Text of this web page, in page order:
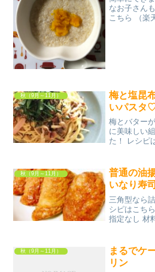
なお子さん
こちら （楽
秋（9月～11月）
梅と塩昆
いパスタ
梅とバター
に美味しい
た！ レシピ
肉めんつゆ
ー
秋（9月～11月）
普通の油
いなり寿司
三角型なら
シピはこち
指定なし 材
ー
秋（9月～11月）
まるでケ
リン